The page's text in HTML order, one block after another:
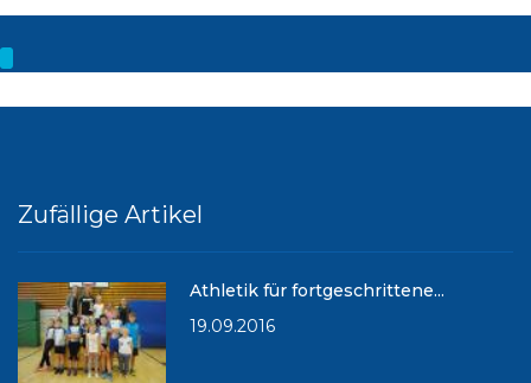
Zufällige Artikel
Athletik für fortgeschrittene...
19.09.2016